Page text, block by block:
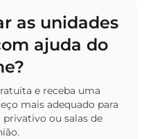
as unidades
ajuda do
e receba uma
mais adequado para
ou salas de